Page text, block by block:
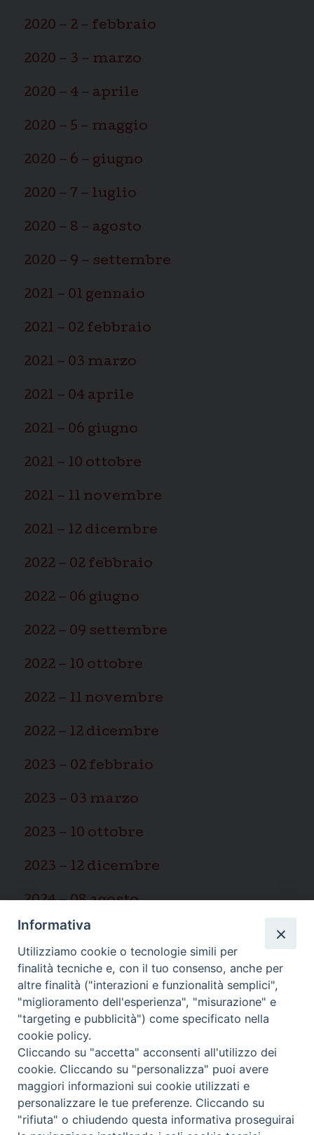
2020 – 2 – febbraio
2020 – 3 – marzo
2020 – 4 – aprile
2020 – 5 – maggio
2020 – 6 – giugno
2020 – 7 – luglio
2020 – 8 – agosto
2020 – 9 – settembre
2021 – 01 gennaio
2021 – 02 febbraio
2021 – 03 marzo
2021 – 04 aprile
2021 – 06 giugno
2021 – 10 ottobre
2021 – 11 novembre
2021 – 12 dicembre
2022 – 02 febbraio
2022 – 06 giugno
2022 – 09 settembre
2022 – 10 ottobre
2022 – 11 novembre
2022 – 12 dicembre
2023 – 02 febbraio
2023 – 03 marzo
2023 – 10 ottobre
2023 – 12 dicembre
2024 – 08 agosto
2025 – 03 marzo
Paolo”
Via Cifali 5-7
95123 Catania - Italia
E-mail:redazione@sdbsicilia.org
Informativa
Utilizziamo cookie o tecnologie simili per
finalità tecniche e, con il tuo consenso, anche per
altre finalità ("interazioni e funzionalità semplici",
"miglioramento dell'esperienza", "misurazione" e
"targeting e pubblicità") come specificato nella
cookie policy.
Cliccando su "accetta" acconsenti all'utilizzo dei
cookie. Cliccando su "personalizza" puoi avere
maggiori informazioni sui cookie utilizzati e
personalizzare le tue preferenze. Cliccando su
"rifiuta" o chiudendo questa informativa proseguirai